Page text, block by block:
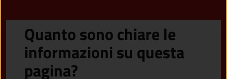
Quanto sono chiare le
informazioni su questa
pagina?